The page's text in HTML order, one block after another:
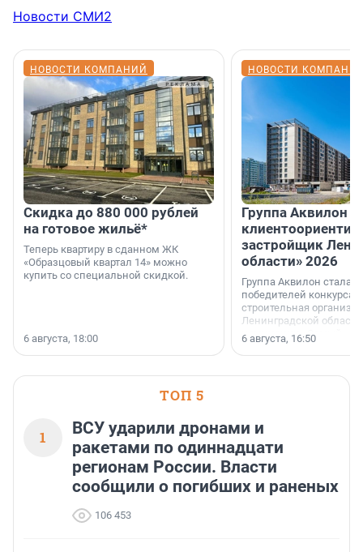
Новости СМИ2
НОВОСТИ КОМПАНИЙ
Скидка до 880 000 рублей
на готовое жильё*
Теперь квартиру в сданном ЖК
«Образцовый квартал 14» можно
купить со специальной скидкой.
6 августа, 18:00
НОВОСТИ
Группа Аквилон
застройщик
области» 2026
Группа Аквилон стала
победителей конкурса
строительная
Ленинградской области
номинации «Самый
застройщик
области».
6 августа, 16:50
ТОП 5
1
ВСУ ударили дронами и
ракетами по одиннадцати
регионам России. Власти
сообщили о погибших и раненых
106 453